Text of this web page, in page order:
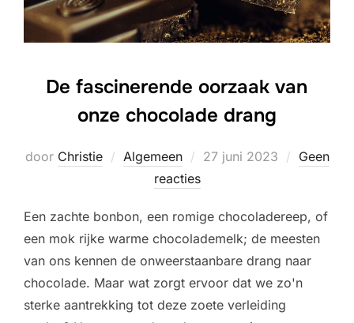
De fascinerende oorzaak van
onze chocolade drang
door Christie Algemeen
Geplaatst
27 juni 2023
Geen
reacties
Een zachte bonbon, een romige chocoladereep, of
een mok rijke warme chocolademelk; de meesten
van ons kennen de onweerstaanbare drang naar
chocolade. Maar wat zorgt ervoor dat we zo'n
sterke aantrekking tot deze zoete verleiding